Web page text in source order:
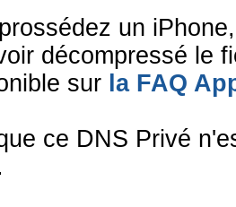
un
décompressé le
sur la FAQ
ce DNS Privé